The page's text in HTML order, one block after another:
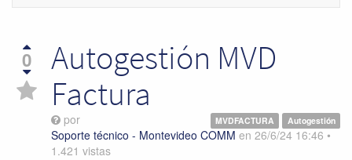
0
Autogestión MVD
Factura
MVDFACTURA Autogestión
por
Soporte técnico - Montevideo COMM en 26/6/24 16:46 •
1.421 vistas